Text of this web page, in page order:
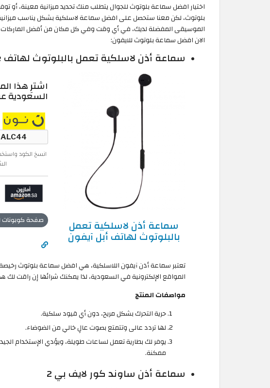
اختيار افضل سماعة بلوتوث للجوال يتطلب منك تحديد ميزانية معينة، أو
بلوتوث، لكن معنا ستحصل على افضل سماعة لاسلكية بشكل يناسب
الموسيقى المفضلة لديك، في أي وقت وفي كل مكان من أفضل الماركات
الان افضل سماعة بلوتوث للايفون:
سماعة أذن لاسلكية تعمل بالبلوتوث لهاتف Apple Iphone
سماعة أذن لاسلكية تعمل
بالبلوتوث لهاتف أبل آيفون
اشترِ هذا
السعودية
انسخ الكود
صفحة كوبونات
المواقع الإلكترونية في السعودية، لذا يمكنك شرائها إن راقت لك
مواصفات المنتج
حرية التحرك بشكل مريح، دون أي قيود سلكية.
لها تردد عالى وتتمتع بصوت عالٍ خالي من الضوضاء.
يوفر لك بطارية تعمل لساعات طويلة، ويؤدي الإستخدام
ممكنة.
سماعة أذن ساوند كور لايف بي 2